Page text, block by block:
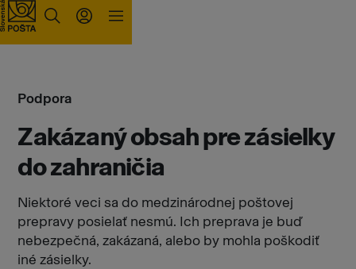
Prejsť na obsah
Podpora
Zakázaný obsah pre zásielky
do zahraničia
Niektoré veci sa do medzinárodnej poštovej
prepravy posielať nesmú. Ich preprava je buď
nebezpečná, zakázaná, alebo by mohla poškodiť
iné zásielky.